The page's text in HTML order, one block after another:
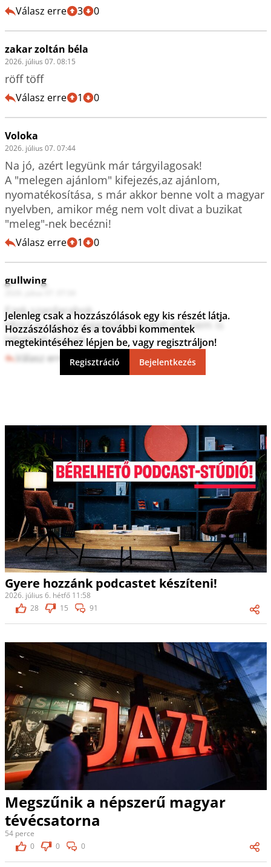
Válasz erre 3 0
zakar zoltán béla
2026. július 07. 08:15
röff töff
Válasz erre 1 0
Voloka
2026. július 07. 07:44
Na jó, azért legyünk már tárgyilagosak!
A "melegen ajánlom" kifejezés,az ajánlom,
nyomatékosítása, s már akkor benne volt a magyar
nyelvben, amikor még nem volt divat a buzikat
Válasz erre 1 0
gullwing
Ezek szardarabok.
Mind az anyja seggéből mászott elő nem is
lehetnek mások.
Válasz erre 1 0
Jelenleg csak a hozzászólások egy kis részét látja.
Hozzászóláshoz és a további kommentek
megtekintéséhez lépjen be, vagy regisztráljon!
Regisztráció Bejelentkezés
Gyere hozzánk podcastet készíteni!
2026. július 6. hétfő 11:58
28
15 91
Megszűnik a népszerű magyar
tévécsatorna
54 perce
0
0 0